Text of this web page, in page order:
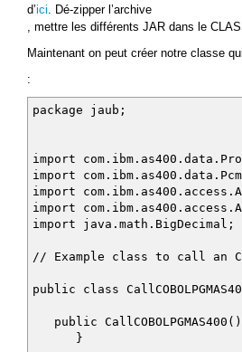
d’ici. Dé-zipper l’archive
, mettre les différents JAR dans le
Maintenant on peut créer notre classe
:
package jaub;
import
import
import
import
import java.math.BigDecimal;
// Example class to call an
public class
public
}